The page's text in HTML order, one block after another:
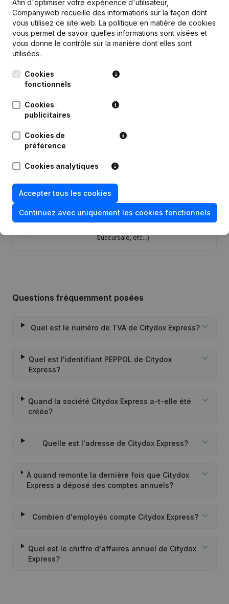
Publications
Date
09-11-2022
Coordination, Autres Modifications,
…)
06-05-2019 Siège Social
Rubrique Constitution (Nouvelle
Succursale, etc...)
Questions fréquemment posées
Quel est le numéro de TVA de Citydox Express?
Quel est l'identifiant PEPPOL de Citydox
Express?
Quand la société Citydox Express a-t-elle été
créée?
Quelle est l'adresse de Citydox Express?
À quand remonte la dernière fois que Citydox
Express a déposé des comptes annuels?
Combien d'employés compte Citydox Express?
Quel est le chiffre d'affaires annuel de Citydox
Express?
Afin d'optimiser votre expérience d'utilisateur,
Companyweb recueille des informations sur la façon dont
vous utilisez ce site web. La politique en matière de cookies
vous permet de savoir quelles informations sont visées et
vous donne le contrôle sur la manière dont elles sont
utilisées.
Cookies
fonctionnels
Cookies
publicitaires
Cookies de
préférence
Cookies analytiques
Accepter tous les cookies
Continuez avec uniquement les cookies fonctionnels